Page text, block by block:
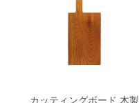
カッティングボード 木製